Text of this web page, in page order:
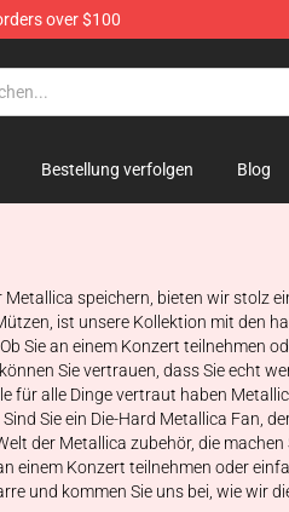
over $100
Bestellung verfolgen Blog
speichern, bieten wir stolz
ist unsere Kollektion mit den
Sie an einem Konzert teilnehmen
Sie vertrauen, dass Sie echt
für alle Dinge vertraut haben
Sie ein Die-Hard Metallica Fan,
der Metallica zubehör, die
einem Konzert teilnehmen oder
und kommen Sie uns bei, wie wir